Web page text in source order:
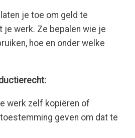
je toe om geld te
je werk. Ze bepalen wie je
hoe en onder welke
werk zelf kopiëren of
geven om dat te